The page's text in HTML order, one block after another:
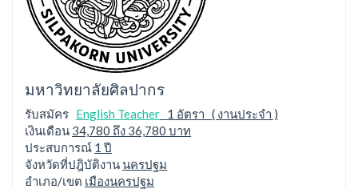
มหาวิทยาลัยศิลปากร
รับสมัคร English Teacher 1 อัตรา ( งานประจำ )
เงินเดือน 34,780 ถึง 36,780 บาท
ประสบการณ์ 1 ปี
จังหวัดที่ปฎิบัติงานนครปฐม
อำเภอ/เขต เมืองนครปฐม